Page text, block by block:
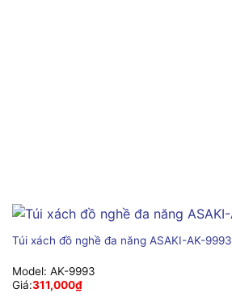
Túi xách đồ nghề đa năng ASAKI-AK-9993
Model: AK-9993
Giá:311,000₫